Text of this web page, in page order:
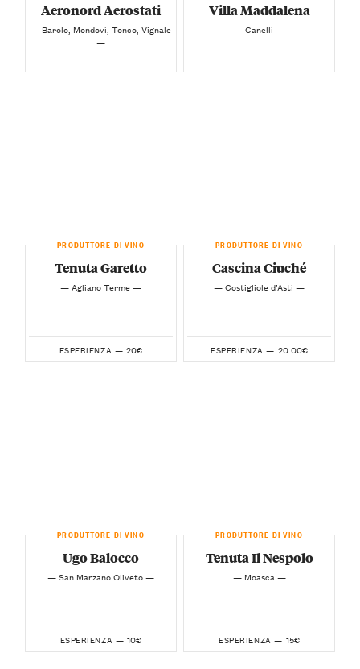
Aeronord Aerostati
— Barolo, Mondovì, Tonco, Vignale
—
Villa Maddalena
— Canelli —
PRODUTTORE DI VINO
Tenuta Garetto
— Agliano Terme —
ESPERIENZA — 20€
PRODUTTORE DI VINO
Cascina Ciuché
— Costigliole d’Asti —
ESPERIENZA — 20.00€
PRODUTTORE DI VINO
Ugo Balocco
— San Marzano Oliveto —
ESPERIENZA — 10€
PRODUTTORE DI VINO
Tenuta Il Nespolo
— Moasca —
ESPERIENZA — 15€